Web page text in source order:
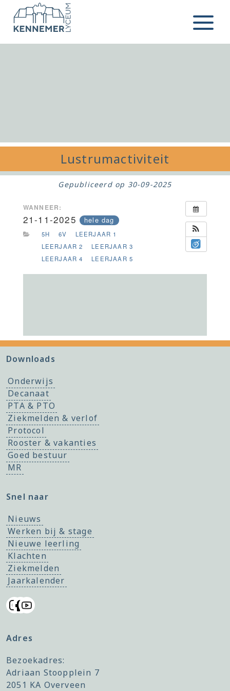
Ga naar de inhoud
Menu
Lustrumactiviteit
Gepubliceerd op 30-09-2025
WANNEER:
21-11-2025 hele dag
5H 6V
LEERJAAR 1
LEERJAAR 2
LEERJAAR 3
LEERJAAR 4
LEERJAAR 5
Downloads
Onderwijs
Decanaat
PTA & PTO
Ziekmelden & verlof
Protocol
Rooster & vakanties
Goed bestuur
MR
Snel naar
Nieuws
Werken bij & stage
Nieuwe leerling
Klachten
Ziekmelden
Jaarkalender
Adres
Bezoekadres:
Adriaan Stoopplein 7
2051 KA Overveen